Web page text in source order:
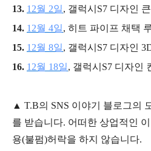
13. 12월 2일, 갤럭시S7 디자인
14. 12월 4일, 히트 파이프 채택
15. 12월 8일, 갤럭시S7 디자인
16. 12월 18일, 갤럭시S7 디자인
▲ T.B의 SNS 이야기 블 로그의
를 받습니다. 어떠한 상업적인
용(불펌)허락을 하지 않습니다.